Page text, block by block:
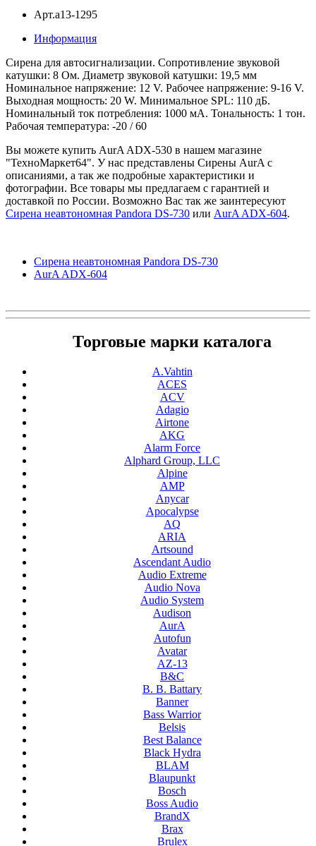
Арт.a13-1295
Информация
Сирена для автосигнализации. Сопротивление звуковой
катушки: 8 Ом. Диаметр звуковой катушки: 19,5 мм
Номинальное напряжение: 12 V. Рабочее напряжение: 9-16 V.
Выходная мощность: 20 W. Минимальное SPL: 110 дБ.
Номинальный ток потребления: 1000 мА. Тональность: 1 тон.
Рабочая температура: -20 / 60
Вы можете купить AurA ADX-530 в нашем магазине
"ТехноМаркет64". У нас представлены Сирены AurA с
описаниями, а так же подробные характеристики и
фотографии. Все товары мы предлагаем с гарантией и
доставкой по России. Возможно Вас так же заинтересуют
Сирена неавтономная Pandora DS-730 или AurA ADX-604.
Сирена неавтономная Pandora DS-730
AurA ADX-604
Торговые марки каталога
A.Vahtin
ACES
ACV
Adagio
Airtone
AKG
Alarm Force
Alphard Group, LLC
Alpine
AMP
Anycar
Apocalypse
AQ
ARIA
Artsound
Ascendant Audio
Audio Extreme
Audio Nova
Audio System
Audison
AurA
Autofun
Avatar
AZ-13
B&C
B. B. Battary
Banner
Bass Warrior
Belsis
Best Balance
Black Hydra
BLAM
Blaupunkt
Bosch
Boss Audio
BrandX
Brax
Brulex